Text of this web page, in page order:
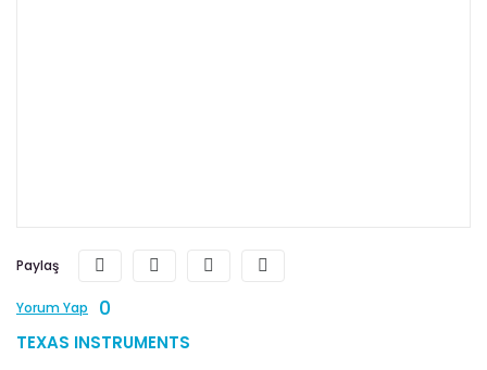
Paylaş
Yorum Yap 0
TEXAS INSTRUMENTS